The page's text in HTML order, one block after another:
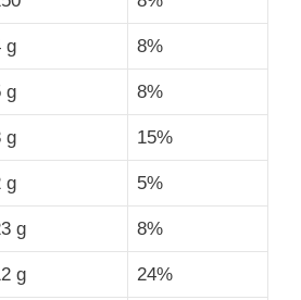
g 8%
g 8%
g 15%
g 5%
g 8%
g 24%